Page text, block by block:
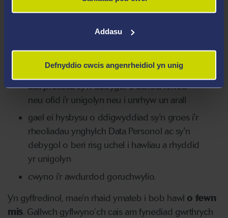
Addasu
Defnyddio cwcis angenrheidiol yn unig
i'r UE
gwrthwynebu penderfyniadau a wnaed ar
peri effeithiau cyfreithiol neu'n effeithio'n
sylweddol ar unigolyn
atal prosesu sy'n debygol o achosi niwed
neu ofid i'r unigolyn neu i unrhyw un arall
gael ei hysbysu o ddigwyddiad sy'n groes i'r
rheoliadau ynghylch Data Personol ac sy'n
debygol o beri risg uchel i hawliau a rhyddid
yr unigolyn
cwyno i'r awdurdod goruchwylio.
Yn gyffredinol, mae'n rhaid ymateb i bob hawl o fewn
mis. Gallwch gyflwyno’ch cais am fynediad gwrthrych